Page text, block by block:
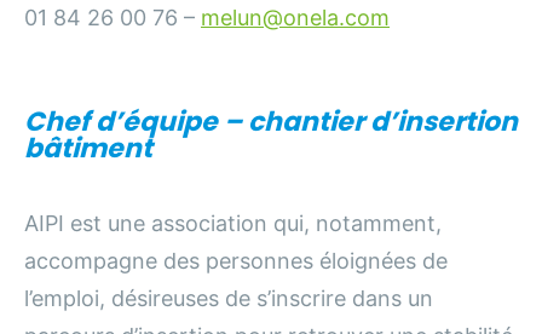
01 84 26 00 76 – melun@onela.com
Chef d’équipe – chantier d’insertion
bâtiment
AIPI est une association qui, notamment,
accompagne des personnes éloignées de
l’emploi, désireuses de s’inscrire dans un